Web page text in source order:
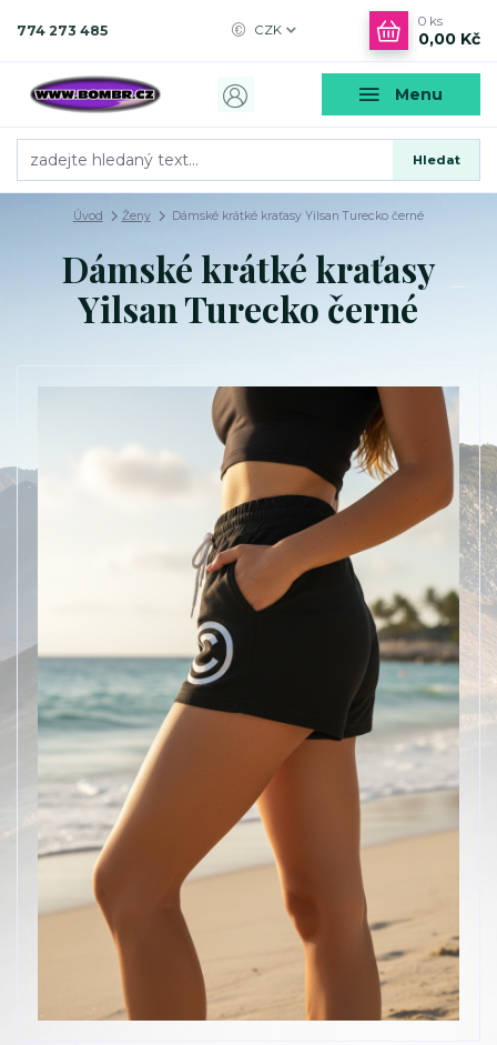
Menu
CZK
Hledat
774 273 485
0 ks
0,00 Kč
Úvod Ženy Dámské krátké kraťasy Yilsan Turecko černé
Dámské krátké kraťasy
Yilsan Turecko černé